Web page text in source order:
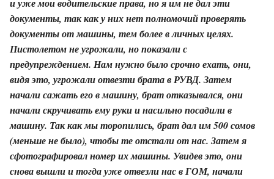
и уже мои водительские права, но я им не дал эти
документы, так как у них нет полномочий проверять
документы от машины, тем более в личных целях.
Пистолетом не угрожали, но показали с
предупреждением. Нам нужно было срочно ехать, они,
видя это, угрожали отвезти брата в РУВД. Затем
начали сажать его в машину, брат отказывался, они
начали скручивать ему руки и насильно посадили в
машину. Так как мы торопились, брат дал им 500 сомов
(меньше не было), чтобы те отстали от нас. Затем я
сфотографировал номер их машины. Увидев это, они
снова вышли и тогда уже отвезли нас в ГОМ, начали